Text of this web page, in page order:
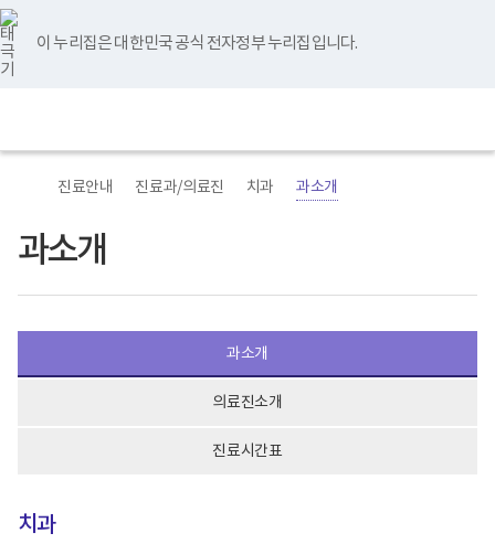
바
로
가
기
메
이 누리집은 대한민국 공식 전자정부 누리집입니다.
너
비
767px
이
하
영
검
메
홈
진료안내 진료과/의료진 치과 과소개
과소개
본
문
시
작
과소개
의료진소개
진료시간표
치과
본
문
종
료
유
튜
브
블
로
그
인
스
타
그
램
페
이
스
북